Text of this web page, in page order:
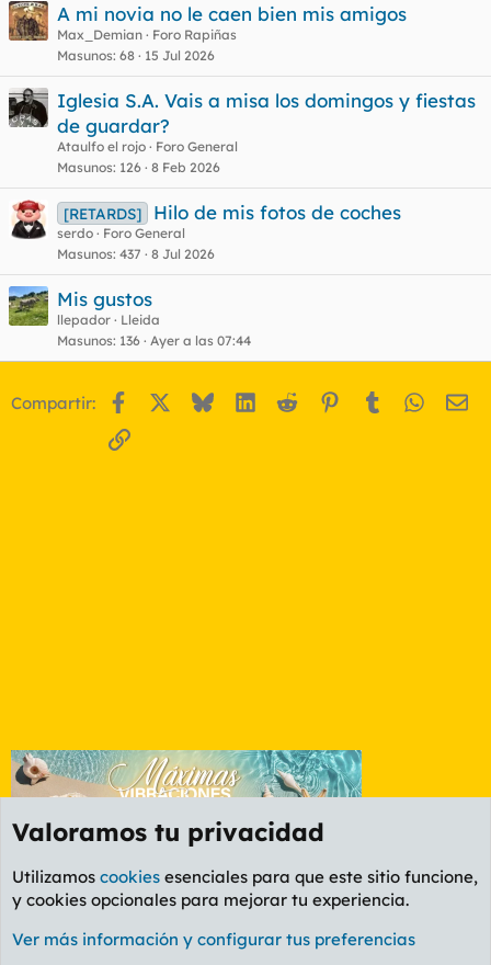
A mi novia no le caen bien mis amigos
Max_Demian
Foro Rapiñas
Masunos 68 15 Jul 2026
Iglesia S.A. Vais a misa los domingos y fiestas
de guardar?
Ataulfo el rojo
Foro General
Masunos 126 8 Feb 2026
[RETARDS] Hilo de mis fotos de coches
serdo
Foro General
Masunos 437 8 Jul 2026
Mis gustos
llepador
Lleida
Masunos 136 Ayer a las 07:44
Compartir: Facebook BlueskyLinkedIn
Reddit Pinterest
Tumblr
Enlace
Foro General
Cookies
PL OLDSTYLE AMARILLO
Valoramos tu privacidad
Utilizamos cookies esenciales para que este sitio funcione,
y cookies opcionales para mejorar tu experiencia.
Ver más información y configurar tus preferencias